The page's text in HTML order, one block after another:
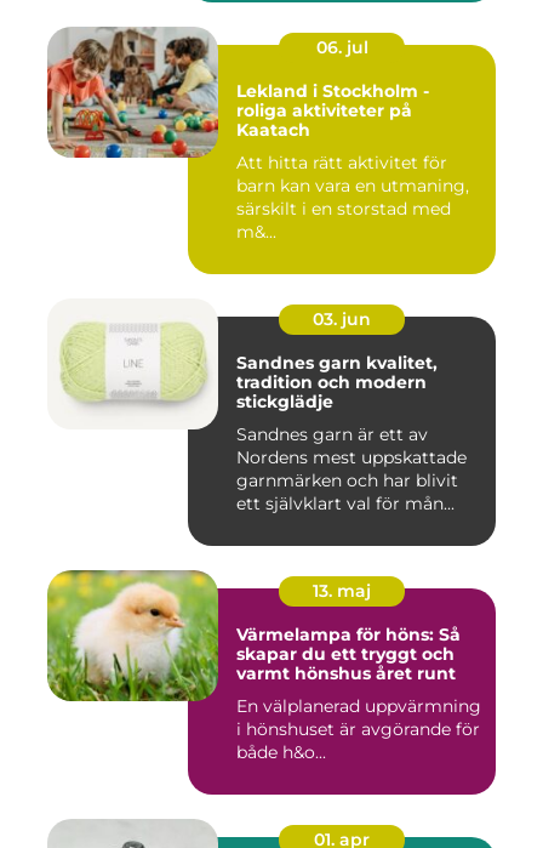
06. jul
Lekland i Stockholm -
roliga aktiviteter på
Kaatach
Att hitta rätt aktivitet för
barn kan vara en utmaning,
särskilt i en storstad med
m&...
03. jun
Sandnes garn kvalitet,
tradition och modern
stickglädje
Sandnes garn är ett av
Nordens mest uppskattade
garnmärken och har blivit
ett självklart val för mån...
13. maj
Värmelampa för höns: Så
skapar du ett tryggt och
varmt hönshus året runt
En välplanerad uppvärmning
i hönshuset är avgörande för
både h&o...
01. apr